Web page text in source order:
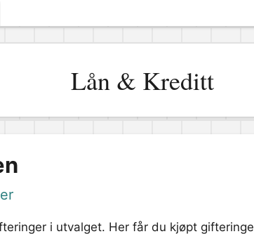
Lån & Kreditt
i utvalget. Her får du kjøpt